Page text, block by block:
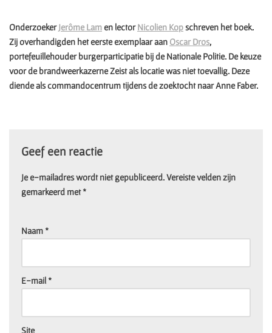
OnderzoekerJerôme Lamen lectorNicolien Kop schreven het boek.
Zij overhandigden het eerste exemplaar aan Oscar Dros,
portefeuillehouder burgerparticipatie bij de Nationale Politie. De keuze
voor de brandweerkazerne Zeist als locatie was niet toevallig. Deze
diende als commandocentrum tijdens de zoektocht naar Anne Faber.
Geef een reactie
Je e-mailadres wordt niet gepubliceerd.Vereiste velden zijn
gemarkeerd met*
Naam *
E-mail *
Site